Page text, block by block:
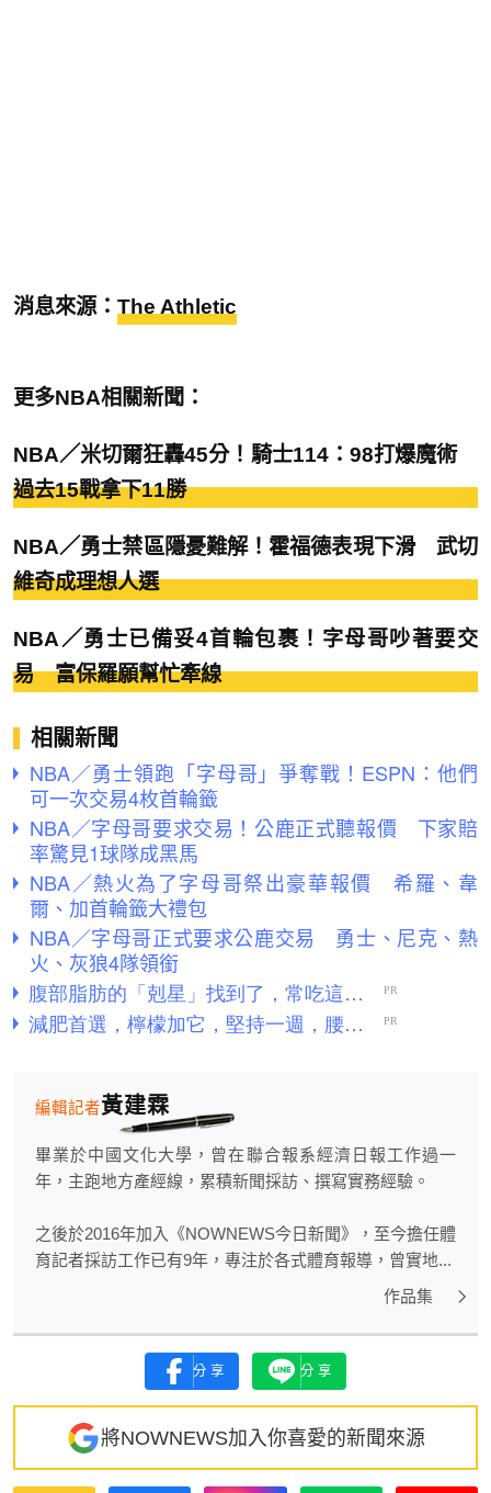
消息來源： The Athletic
更多NBA相關新聞：
NBA／米切爾狂轟45分！騎士114：98打爆魔術
過去15戰拿下11勝
NBA／勇士禁區隱憂難解！霍福德表現下滑 武切
維奇成理想人選
NBA／勇士已備妥4首輪包裹！字母哥吵著要交
易 富保羅願幫忙牽線
相關新聞
NBA／勇士領跑「字母哥」爭奪戰！ESPN：他們
可一次交易4枚首輪籤
NBA／字母哥要求交易！公鹿正式聽報價 下家賠
率驚見1球隊成黑馬
NBA／熱火為了字母哥祭出豪華報價 希羅、韋
爾、加首輪籤大禮包
NBA／字母哥正式要求公鹿交易 勇士、尼克、熱
火、灰狼4隊領銜
黃建霖
編輯記者
畢業於中國文化大學，曾在聯合報系經濟日報工作過一
年，主跑地方產經線，累積新聞採訪、撰寫實務經驗。
之後於2016年加入《NOWNEWS今日新聞》，至今擔任體
育記者採訪工作已有9年，專注於各式體育報導，曾實地...
作品集
分享 分享
將NOWNEWS加入你喜愛的新聞來源